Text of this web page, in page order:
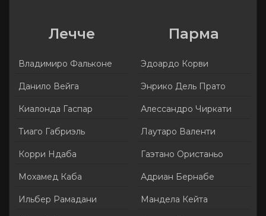
Лечче
Владимиро Фальконе
Данило Вейга
Киалонда Гаспар
Тиаго Габриэль
Корри Ндаба
Мохамед Каба
Ильбер Рамадани
Парма
Эдоардо Корви
Энрико Дель Пратo
Алессандро Чиркати
Лаутаро Валенти
Гаэтано Ористаньо
Адриан Бернабе
Мандела Кейта